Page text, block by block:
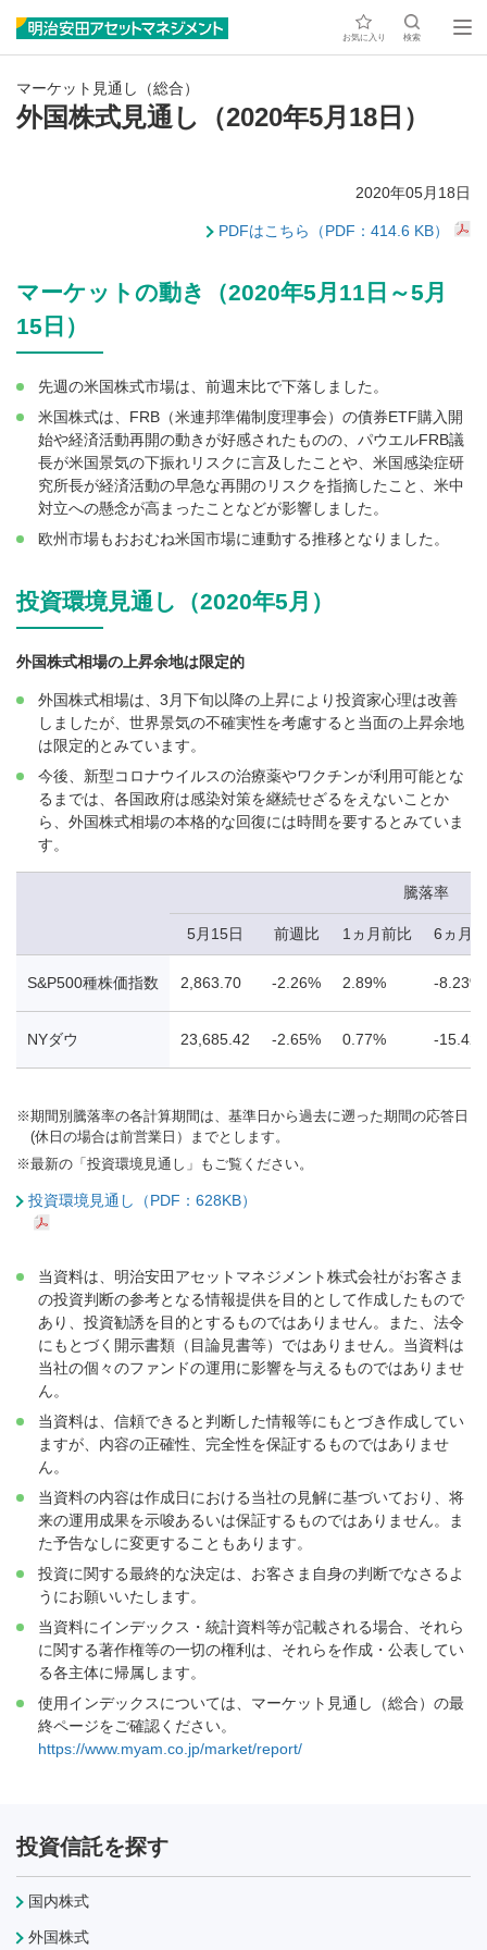
お気に入り 検索
マーケット見通し（総合）
外国株式見通し（2020年5月18日）
2020年05月18日
PDFはこちら（PDF：414.6 KB）
マーケットの動き（2020年5月11日～5月
15日）
先週の米国株式市場は、前週末比で下落しました。
米国株式は、FRB（米連邦準備制度理事会）の債券ETF購入開
始や経済活動再開の動きが好感されたものの、パウエルFRB議
長が米国景気の下振れリスクに言及したことや、米国感染症研
究所長が経済活動の早急な再開のリスクを指摘したこと、米中
対立への懸念が高まったことなどが影響しました。
欧州市場もおおむね米国市場に連動する推移となりました。
投資環境見通し（2020年5月）
外国株式相場の上昇余地は限定的
外国株式相場は、3月下旬以降の上昇により投資家心理は改善
しましたが、世界景気の不確実性を考慮すると当面の上昇余地
は限定的とみています。
今後、新型コロナウイルスの治療薬やワクチンが利用可能とな
るまでは、各国政府は感染対策を継続せざるをえないことか
ら、外国株式相場の本格的な回復には時間を要するとみていま
す。
騰落率
5月15日 前週比 1ヵ月前比 6ヵ月
S&P500種株価指数 2,863.70 -2.26% 2.89% -8.23%
NYダウ 23,685.42 -2.65% 0.77% -
※期間別騰落率の各計算期間は、基準日から過去に遡った期間の応答日
(休日の場合は前営業日）までとします。
※最新の「投資環境見通し」もご覧ください。
投資環境見通し（PDF：628KB）
当資料は、明治安田アセットマネジメント株式会社がお客さま
の投資判断の参考となる情報提供を目的として作成したもので
あり、投資勧誘を目的とするものではありません。また、法令
にもとづく開示書類（目論見書等）ではありません。当資料は
当社の個々のファンドの運用に影響を与えるものではありませ
ん。
当資料は、信頼できると判断した情報等にもとづき作成してい
ますが、内容の正確性、完全性を保証するものではありませ
ん。
当資料の内容は作成日における当社の見解に基づいており、将
来の運用成果を示唆あるいは保証するものではありません。ま
た予告なしに変更することもあります。
投資に関する最終的な決定は、お客さま自身の判断でなさるよ
うにお願いいたします。
当資料にインデックス・統計資料等が記載される場合、それら
に関する著作権等の一切の権利は、それらを作成・公表してい
る各主体に帰属します。
使用インデックスについては、マーケット見通し（総合）の最
終ページをご確認ください。
https://www.myam.co.jp/market/report/
投資信託を探す
国内株式
外国株式